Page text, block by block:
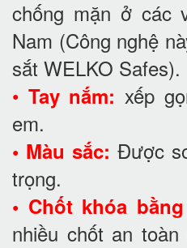
chống mặn ở các
Nam (Công nghệ
sắt WELKO Safes).
• Tay nắm: xếp
em.
• Màu sắc: Được
trọng.
• Chốt khóa
nhiều chốt an